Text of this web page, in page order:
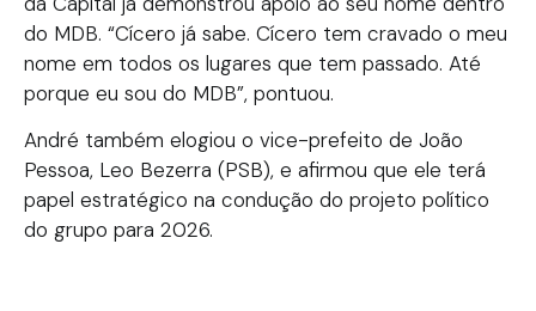
do MDB. “Cícero já sabe. Cícero tem cravado o meu
nome em todos os lugares que tem passado. Até
porque eu sou do MDB”, pontuou.
André também elogiou o vice-prefeito de João
Pessoa, Leo Bezerra (PSB), e afirmou que ele terá
papel estratégico na condução do projeto político
do grupo para 2026.